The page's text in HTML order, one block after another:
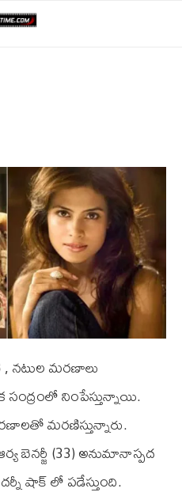
, నటుల మరణాలు
సంద్రంలో నింపేస్తున్నాయి.
మరణిస్తున్నారు.
బెనర్జీ (33) అనుమానాస్పద
షాక్ లో పడేస్తుంది.